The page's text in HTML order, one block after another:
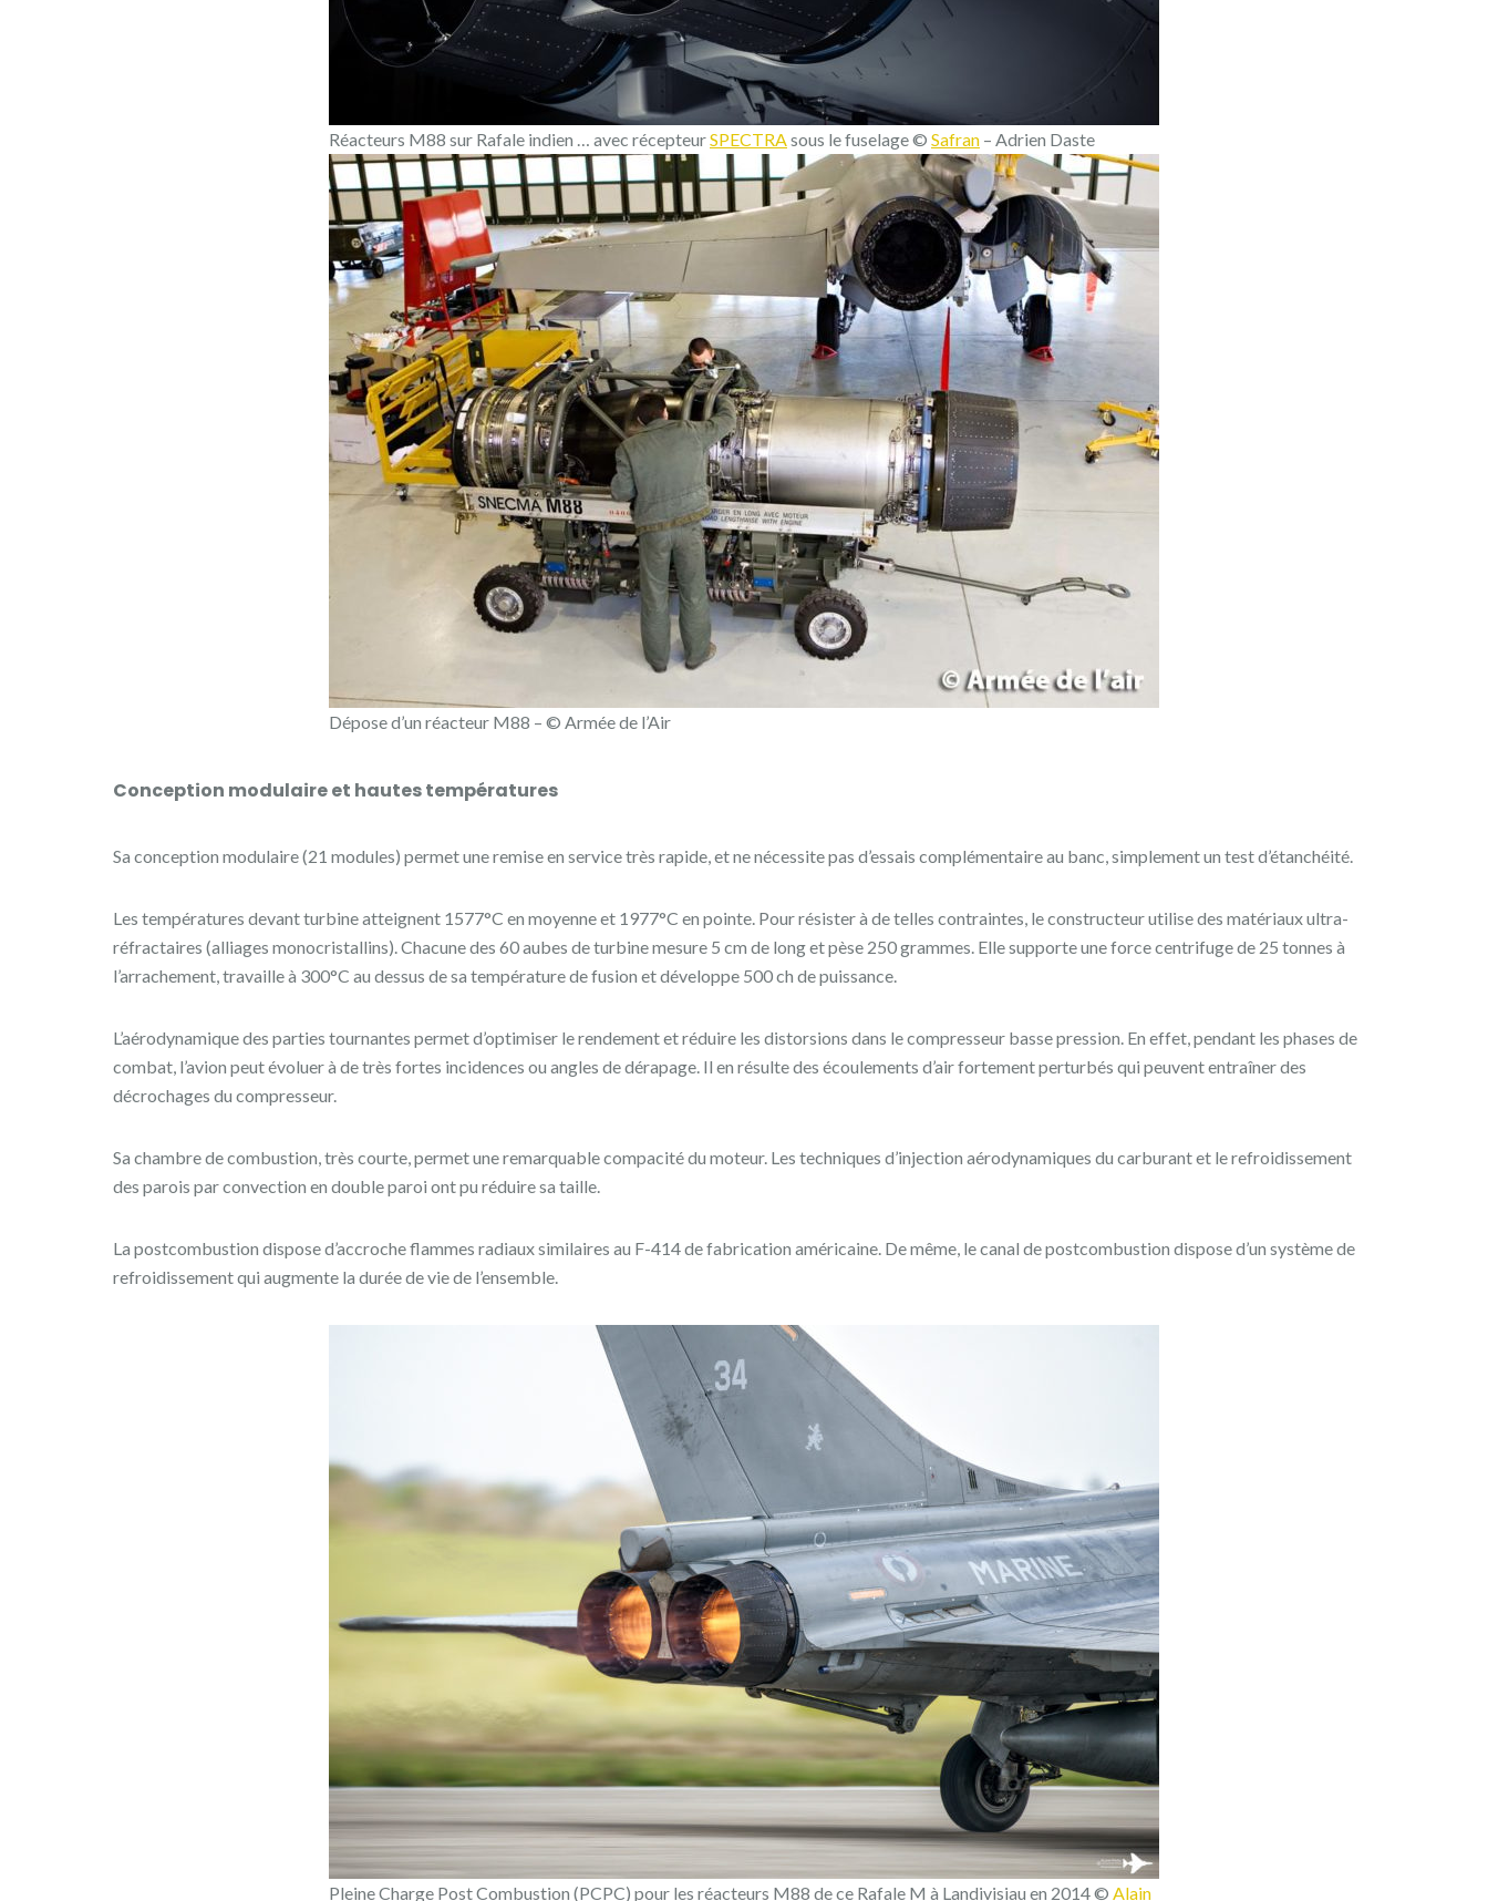
Réacteurs M88 sur Rafale indien … avec récepteurSPECTRAsous le fuselage © Safran – Adrien Daste
Dépose d’un réacteur M88 – © Armée de l’Air
Conception modulaire et hautes températures
Sa conception modulaire (21 modules) permet une remise en service très rapide, et ne nécessite pas d’essais complémentaire au banc, simplement un test d’étanchéité.
Les températures devant turbine atteignent 1577°C en moyenne et 1977°C en pointe. Pour résister à de telles contraintes, le constructeur utilise des matériaux ultra-
réfractaires (alliages monocristallins). Chacune des 60 aubes de turbine mesure 5 cm de long et pèse 250 grammes. Elle supporte une force centrifuge de 25 tonnes à
l’arrachement, travaille à 300°C au dessus de sa température de fusion et développe 500 ch de puissance.
L’aérodynamique des parties tournantes permet d’optimiser le rendement et réduire les distorsions dans le compresseur basse pression. En effet, pendant les phases de
combat, l’avion peut évoluer à de très fortes incidences ou angles de dérapage. Il en résulte des écoulements d’air fortement perturbés qui peuvent entraîner des
décrochages du compresseur.
Sa chambre de combustion, très courte, permet une remarquable compacité du moteur. Les techniques d’injection aérodynamiques du carburant et le refroidissement
des parois par convection en double paroi ont pu réduire sa taille.
La postcombustion dispose d’accroche flammes radiaux similaires au F-414 de fabrication américaine. De même, le canal de postcombustion dispose d’un système de
refroidissement qui augmente la durée de vie de l’ensemble.
Pleine Charge Post Combustion (PCPC) pour les réacteurs M88 de ce Rafale M à Landivisiau en 2014 © Alain